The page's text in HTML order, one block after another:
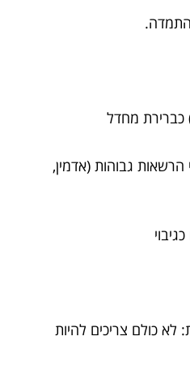
התמדה.
גבוהות (אדמין,
לא כולם צריכים להיות